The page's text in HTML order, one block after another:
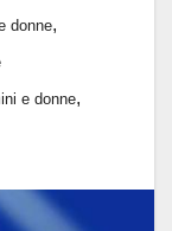
donne,
e donne,